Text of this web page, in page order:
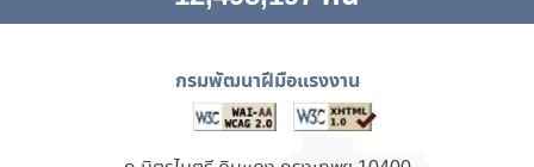
กรมพัฒนาฝีมือแรงงาน